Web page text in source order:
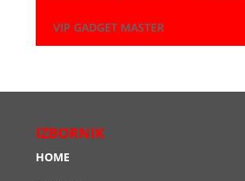
VIP GADGET MASTER
IZBORNIK
HOME